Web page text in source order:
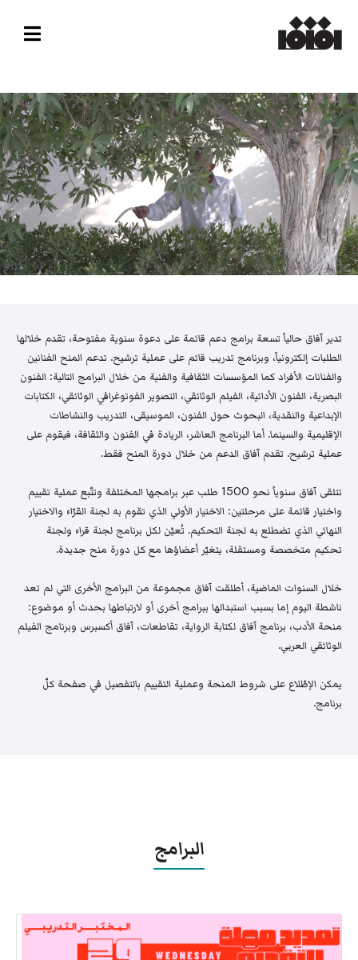
تدير آفاق حالياً تسعة برامج دعم قائمة على دعوة سنوية مفتوحة، تقدم خلالها
الطلبات إلكترونياً، وبرنامج تدريب قائم على عملية ترشيح. تدعم المنح الفنانين
والفنانات الأفراد كما المؤسسات الثقافية والفنية من خلال البرامج التالية: الفنون
البصرية، الفنون الأدائية، الفيلم الوثائقي، التصوير الفوتوغرافي الوثائقي، الكتابات
الإبداعية والنقدية، البحوث حول الفنون، الموسيقى، التدريب والنشاطات
الإقليمية والسينما. أما البرنامج العاشر، الريادة في الفنون والثقافة، فيقوم على
عملية ترشيح. تقدم آفاق الدعم من خلال دورة المنح فقط.
تتلقى آفاق سنوياً نحو 1500 طلب عبر برامجها المختلفة وتتّبع عملية تقييم
واختيار قائمة على مرحلتين: الاختيار الأولي الذي تقوم به لجنة القرّاء والاختيار
النهائي الذي تضطلع به لجنة التحكيم. تُعيّن لكل برنامج لجنة قراء ولجنة
تحكيم متخصصة ومستقلة، يتغيّر أعضاؤها مع كل دورة منح جديدة.
خلال السنوات الماضية، أطلقت آفاق مجموعة من البرامج الأخرى التي لم تعد
ناشطة اليوم إما بسبب استبدالها ببرامج أخرى أو لارتباطها بحدث أو موضوع:
منحة الأدب، برنامج آفاق لكتابة الرواية، تقاطعات، آفاق أكسبرس وبرنامج الفيلم
الوثائقي العربي.
يمكن الإطّلاع على شروط المنحة وعملية التقييم بالتفصيل في صفحة كلّ
برنامج.
البرامج